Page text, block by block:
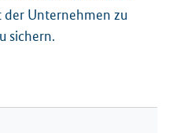
Unternehmen zu
sichern.